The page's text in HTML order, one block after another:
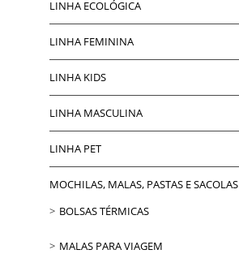
LINHA ECOLÓGICA
LINHA FEMININA
LINHA KIDS
LINHA MASCULINA
LINHA PET
MOCHILAS, MALAS, PASTAS E SACOLAS
BOLSAS TÉRMICAS
MALAS PARA VIAGEM